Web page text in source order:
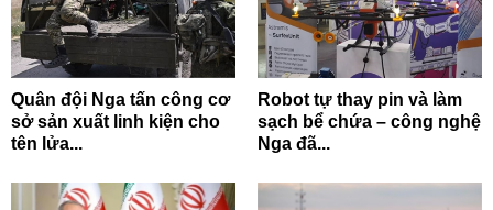
Quân đội Nga tấn công cơ
sở sản xuất linh kiện cho
tên lửa...
Robot tự thay pin và làm
sạch bể chứa – công nghệ
Nga đã...